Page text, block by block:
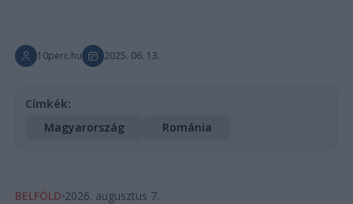
10perc.hu 2025. 06. 13.
Címkék:
Magyarország
Románia
BELFÖLD 2026. augusztus 7.